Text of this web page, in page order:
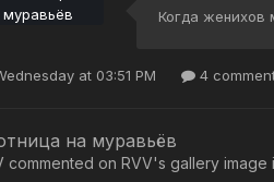
Когда женихов
at 03:51 PM 4
на муравьёв
commented on RVV's gallery image